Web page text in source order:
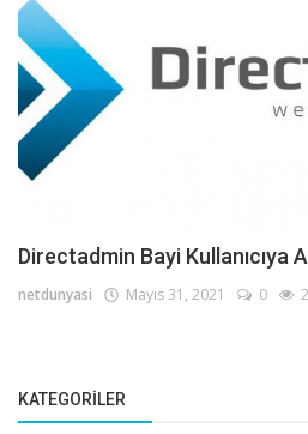
Directadmin Bayi Kullanıcıya
netdunyasi Mayıs 31, 2021 0
KATEGORILER